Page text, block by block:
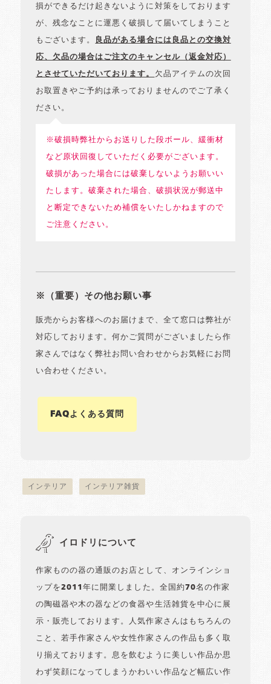
損ができるだけ起きないように対策をしております
が、残念なことに運悪く破損して届いてしまうこと
もございます。 良品がある場合には良品との交換対
応、欠品の場合はご注文のキャンセル（返金対応）
とさせていただいております。 欠品アイテムの次回
お取置きやご予約は承っておりませんのでご了承く
ださい。
※破損時弊社からお送りした段ボール、緩衝材
など原状回復していただく必要がございます。
破損があった場合には破棄しないようお願いい
たします。破棄された場合、破損状況が郵送中
と断定できないため補償をいたしかねますので
ご注意ください。
※（重要）その他お願い事
販売からお客様へのお届けまで、全て窓口は弊社が
対応しております。何かご質問がございましたら作
家さんではなく弊社お問い合わせからお気軽にお問
い合わせください。
FAQよくある質問
インテリア インテリア雑貨
イロドリについて
作家ものの器の通販のお店として、オンラインショ
ップを2011年に開業しました。全国約70名の作家
の陶磁器や木の器などの食器や生活雑貨を中心に展
示・販売しております。人気作家さんはもちろんの
こと、若手作家さんや女性作家さんの作品も多く取
り揃えております。息を飲むように美しい作品か思
わず笑顔になってしまうかわいい作品など幅広い作